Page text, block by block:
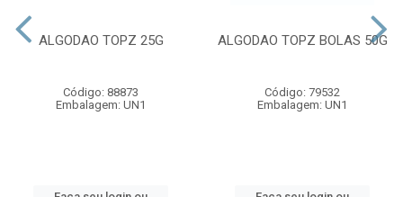
ALGODAO TOPZ 25G
Código: 88873
Embalagem: UN1
ALGODAO TOPZ BOLAS 50G
Código: 79532
Embalagem: UN1